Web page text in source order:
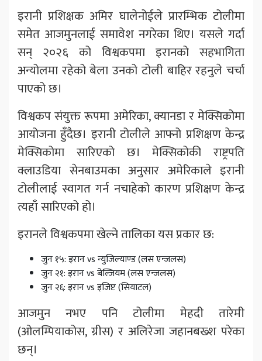
इरानी प्रशिक्षक अमिर घालेनोईले प्रारम्भिक टोलीमा
समेत आजमुनलाई समावेश नगरेका थिए। यसले गर्दा
सन् २०२६ को विश्वकपमा इरानको सहभागिता
अन्योलमा रहेको बेला उनको टोली बाहिर रहनुले चर्चा
पाएको छ।
विश्वकप संयुक्त रूपमा अमेरिका, क्यानडा र मेक्सिकोमा
आयोजना हुँदैछ। इरानी टोलीले आफ्नो प्रशिक्षण केन्द्र
मेक्सिकोमा सारिएको छ। मेक्सिकोकी राष्ट्रपति
क्लाउडिया सेनबाउमका अनुसार अमेरिकाले इरानी
टोलीलाई स्वागत गर्न नचाहेको कारण प्रशिक्षण केन्द्र
त्यहाँ सारिएको हो।
इरानले विश्वकपमा खेल्ने तालिका यस प्रकार छ:
जुन १५: इरान vs न्युजिल्याण्ड (लस एन्जलस)
जुन २१: इरान vs बेल्जियम (लस एन्जलस)
जुन २६: इरान vs इजिप्ट (सियाटल)
आजमुन नभए पनि टोलीमा मेहदी तारेमी
(ओलम्पियाकोस, ग्रीस) र अलिरेजा जहानबख्श परेका
छन्।